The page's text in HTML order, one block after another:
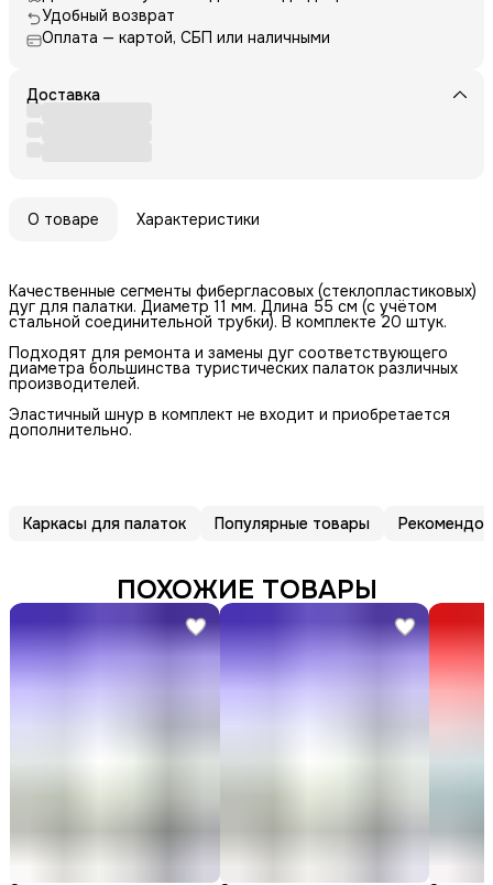
Удобный возврат
Оплата — картой, СБП или наличными
Доставка
О товаре Характеристики
Качественные сегменты фибергласовых (стеклопластиковых)
дуг для палатки. Диаметр 11 мм. Длина 55 см (с учётом
стальной соединительной трубки). В комплекте 20 штук.
Подходят для ремонта и замены дуг соответствующего
диаметра большинства туристических палаток различных
производителей.
Эластичный шнур в комплект не входит и приобретается
дополнительно.
Каркасы для палаток Популярные товары
ПОХОЖИЕ ТОВАРЫ